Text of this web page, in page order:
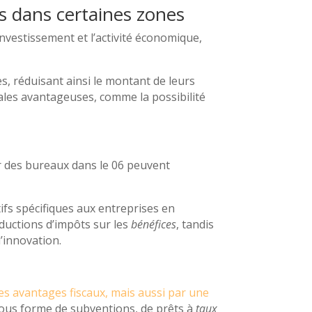
dans certaines zones
et l’activité économique,
réduisant ainsi le montant de leurs
avantageuses, comme la possibilité
bureaux dans le 06 peuvent
spécifiques aux entreprises en
d’impôts sur lesbénéfices, tandis
avantages fiscaux, mais aussi par une
forme de subventions, de prêts à taux